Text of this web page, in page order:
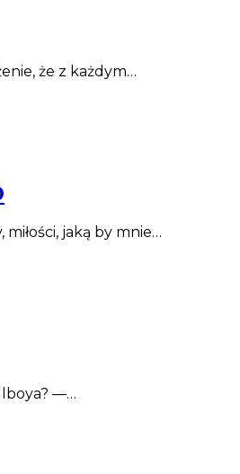
że z każdym…
jaką by mnie…
—…